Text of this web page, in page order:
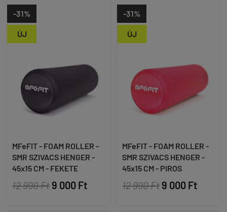
ÚJ
-31%
MFeFIT - FOAM ROLLER -
SMR SZIVACS HENGER -
45x15 CM - FEKETE
12 990 Ft9 000 Ft
ÚJ
-31%
MFeFIT - FOAM ROLLER -
SMR SZIVACS HENGER -
45x15 CM - PIROS
12 990 Ft9 000 Ft